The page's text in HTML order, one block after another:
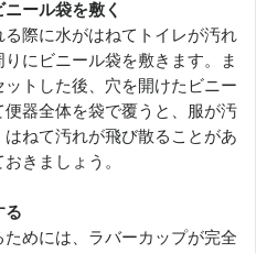
ール袋を敷く
際に水がはねてトイレが汚れ
にビニール袋を敷きます。ま
トした後、穴を開けたビニー
器全体を袋で覆うと、服が汚
ねて汚れが飛び散ることがあ
きましょう。
る
めには、ラバーカップが完全